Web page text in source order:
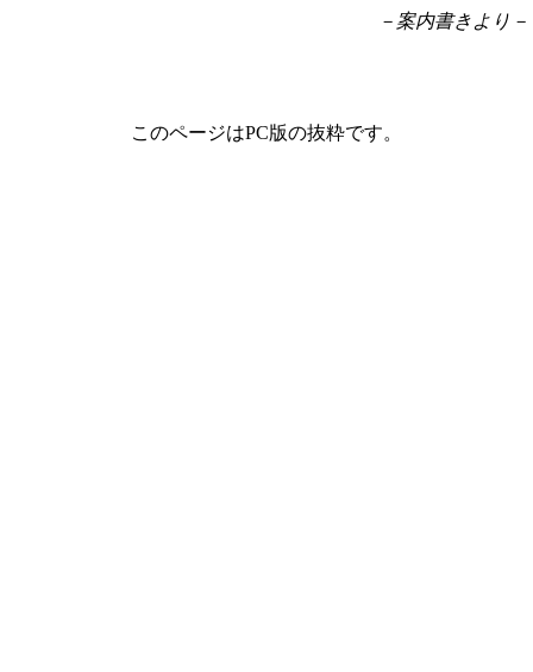
－案内書きより－
このページはPC版の抜粋です。